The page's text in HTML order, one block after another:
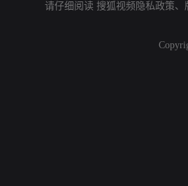
请仔细阅读 搜狐视频隐私政策、